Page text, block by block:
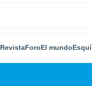
RevistaForoEl mundoEsquí